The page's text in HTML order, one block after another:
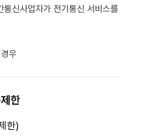
신사업자가 전기통신 서비스를
우
한
한)